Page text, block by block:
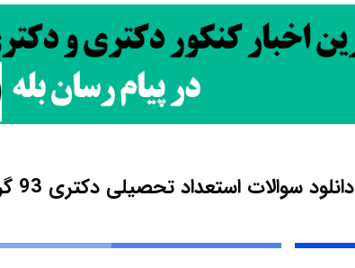
دانلود سوالات استعداد تحصیلی دکتری 93 گروه 4 علوم پایه